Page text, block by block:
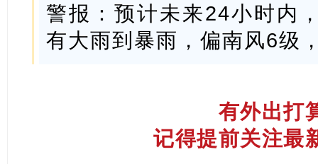
警报：预计未来24小时内
有大雨到暴雨，偏南风6级
有外出打
记得提前关注最